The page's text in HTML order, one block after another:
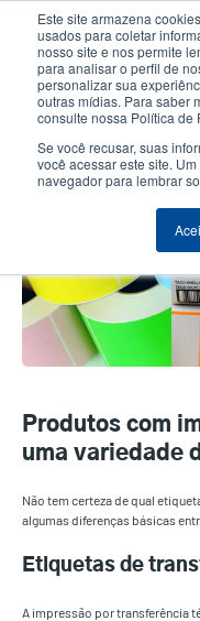
Este site armazena
usados para coletar
nosso site e nos permite
para analisar o perfil de
personalizar sua
outras mídias. Para saber
consulte nossa Política de
Se você recusar, suas
você acessar este site.
navegador para lembrar
conteúdo
principal
Etiquetas
Produtos com
uma variedade
Não tem certeza de qual
algumas diferenças básicas
Etiquetas de
A impressão por transferência